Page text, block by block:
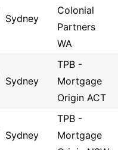
Sydney
Colonial
Partners
WA
Sydney
TPB -
Mortgage
Origin ACT
Sydney
TPB -
Mortgage